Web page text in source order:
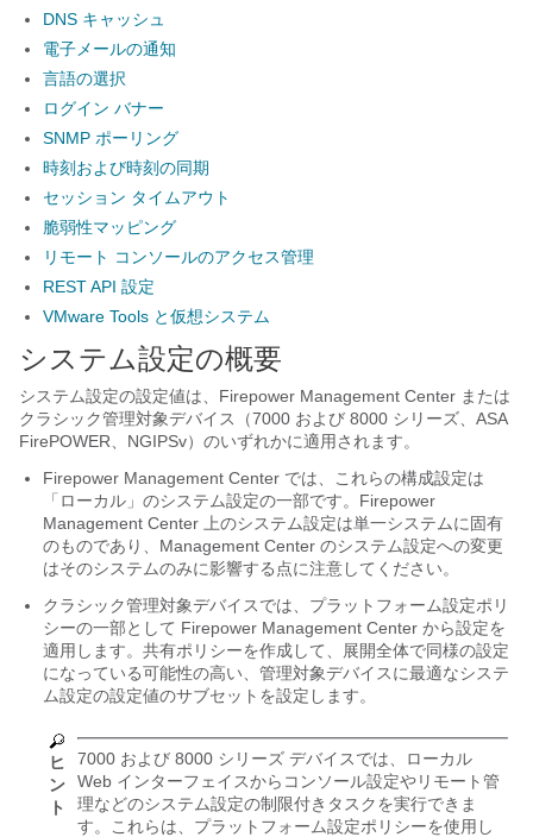
DNS キャッシュ
電子メールの通知
言語の選択
ログイン バナー
SNMP ポーリング
時刻および時刻の同期
セッション タイムアウト
脆弱性マッピング
リモート コンソールのアクセス管理
REST API 設定
VMware Tools と仮想システム
システム設定の概要
システム設定の設定値は、 Firepower Management Center または
クラシック管理対象デバイス（7000 および 8000 シリーズ
ASA
FirePOWER
NGIPSv）のいずれかに適用されます。
Firepower Management Center では、これらの構成設定は
「ローカル」のシステム設定の一部です。 Firepower
Management Center 上のシステム設定は単一システムに固有
のものであり、 Management Center のシステム設定への変更
はそのシステムのみに影響する点に注意してください。
クラシック管理対象デバイスでは、プラットフォーム設定ポリ
シーの一部として Firepower Management Center から設定を
適用します。共有ポリシーを作成して、展開全体で同様の設定
になっている可能性の高い、管理対象デバイスに最適なシステ
ム設定の設定値のサブセットを設定します。
ヒ
ン
ト
7000 および 8000 シリーズ デバイスでは、ローカル
Web インターフェイスからコンソール設定やリモート管
理などのシステム設定の制限付きタスクを実行できま
す。これらは、プラットフォーム設定ポリシーを使用し